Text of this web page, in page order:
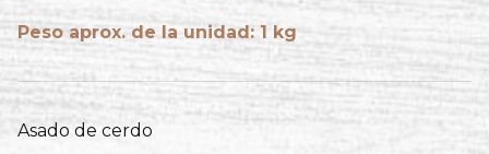
Peso aprox. de la unidad: 1 kg
Asado de cerdo